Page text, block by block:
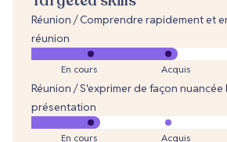
Réunion / Comprendre rapidement et
réunion
En cours Acquis
Réunion / S'exprimer de façon nuancée
présentation
En cours Acquis